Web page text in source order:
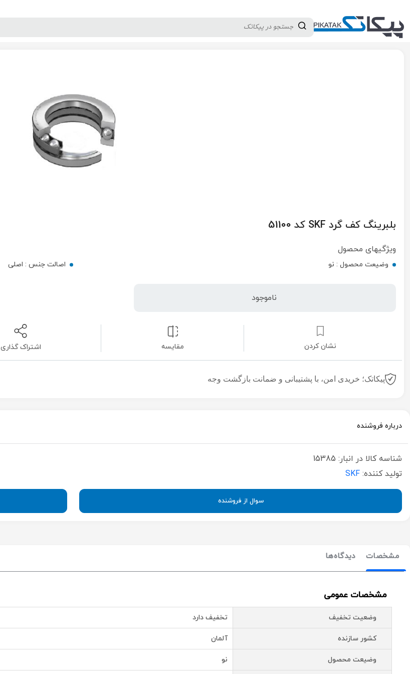
پیکاتک / قطعات صنعتی / بلبرینگ بلبرینگ کفگرد
بلبرینگ کف گرد SKF کد 51100
ویژگیهای محصول
وضیعت محصول : نو اصالت جنس : اصلی
ناموجود
نشان کردن مقایسه اشتراک گذاری
پیکاتک؛ خریدی امن، با پشتیبانی و ضمانت بازگشت وجه
درباره فروشنده
شناسه کالا در انبار: 15385
تولید کننده: SKF
سوال از فروشنده
مشخصات دیدگاه‌ها
مشخصات عمومی
وضعیت تخفیف تخفیف دارد
کشور سازنده آلمان
وضیعت محصول نو